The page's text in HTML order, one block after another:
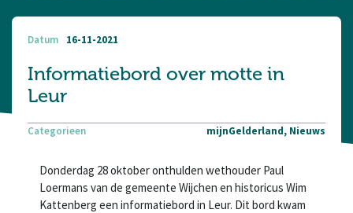
Datum 16-11-2021
Informatiebord over motte in
Leur
Categorieen mijnGelderland, Nieuws
Donderdag 28 oktober onthulden wethouder Paul
Loermans van de gemeente Wijchen en historicus Wim
Kattenberg een informatiebord in Leur. Dit bord kwam